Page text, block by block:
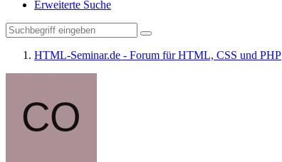
Erweiterte Suche
HTML-Seminar.de - Forum für HTML, CSS und PHP